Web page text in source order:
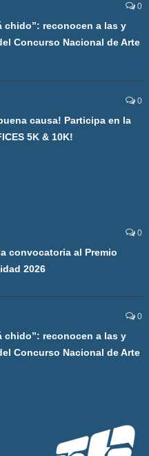
0
chido”: reconocen a las y
Concurso Nacional de Arte
0
causa! Participa en la
5K & 10K!
0
convocatoria al Premio
2026
0
chido”: reconocen a las y
Concurso Nacional de Arte